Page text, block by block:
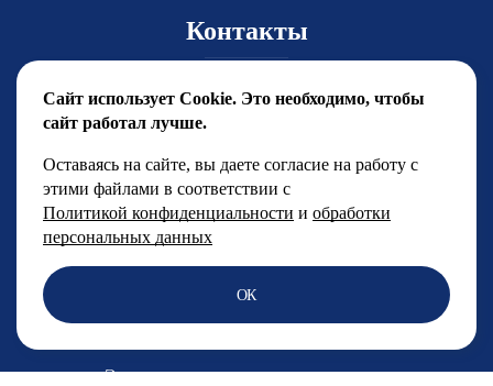
Контакты
Менеджерский отдел
+7 (499) 786-92-14
PR директор фестиваля:
Лиана Хусаинова
Электронная почта по всем вопросам
Сайт использует Cookie. Это необходимо, чтобы
сайт работал лучше.
Оставаясь на сайте, вы даете согласие на работу с
этими файлами в соответствии с
Политикой конфиденциальности и обработки
персональных данных
ОК